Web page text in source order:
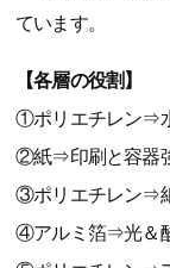
ています。
【各層の役割】
①ポリエチレン⇒
②紙⇒印刷と容器
③ポリエチレン⇒
④アルミ箔⇒光＆